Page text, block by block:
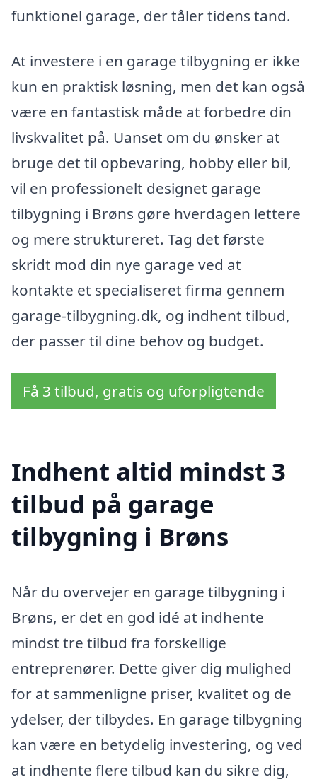
funktionel garage, der tåler tidens tand.
At investere i en garage tilbygning er ikke
kun en praktisk løsning, men det kan også
være en fantastisk måde at forbedre din
livskvalitet på. Uanset om du ønsker at
bruge det til opbevaring, hobby eller bil,
vil en professionelt designet garage
tilbygning i Brøns gøre hverdagen lettere
og mere struktureret. Tag det første
skridt mod din nye garage ved at
kontakte et specialiseret firma gennem
garage-tilbygning.dk, og indhent tilbud,
der passer til dine behov og budget.
Få 3 tilbud, gratis og uforpligtende
Indhent altid mindst 3
tilbud på garage
tilbygning i Brøns
Når du overvejer en garage tilbygning i
Brøns, er det en god idé at indhente
mindst tre tilbud fra forskellige
entreprenører. Dette giver dig mulighed
for at sammenligne priser, kvalitet og de
ydelser, der tilbydes. En garage tilbygning
kan være en betydelig investering, og ved
at indhente flere tilbud kan du sikre dig,